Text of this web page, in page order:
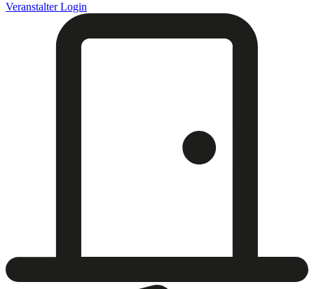
Veranstalter Login